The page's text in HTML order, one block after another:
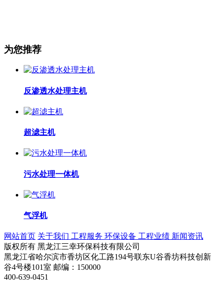
为您推荐
反渗透水处理主机
超滤主机
污水处理一体机
气浮机
网站首页 关于我们 工程服务 环保设备 工程业绩 新闻资讯
版权所有 黑龙江三幸环保科技有限公司
黑龙江省哈尔滨市香坊区化工路194号联东U谷香坊科技创新
谷4号楼101室 邮编：150000
400-639-0451